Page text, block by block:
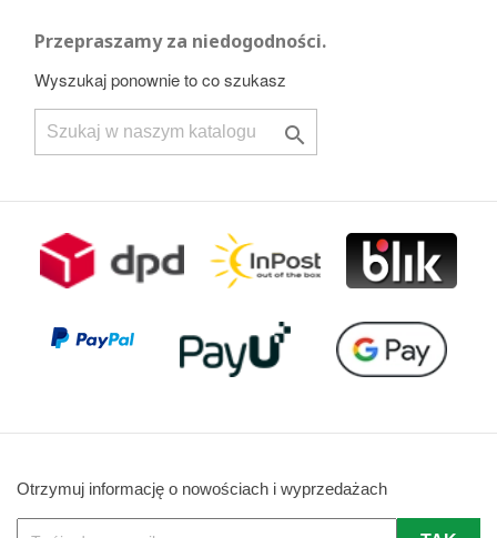
Przepraszamy za niedogodności.
Wyszukaj ponownie to co szukasz

Otrzymuj informację o nowościach i wyprzedażach